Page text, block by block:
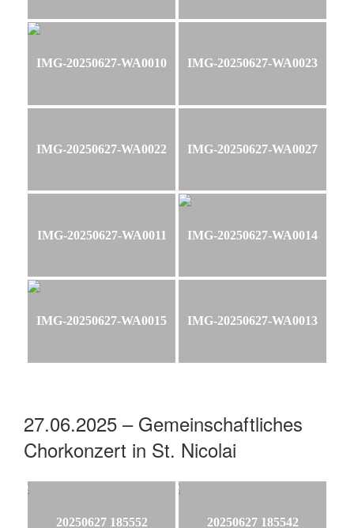
IMG-20250627-WA0010 IMG-20250627-WA0023
IMG-20250627-WA0022 IMG-20250627-WA0027
IMG-20250627-WA0011 IMG-20250627-WA0014
IMG-20250627-WA0015 IMG-20250627-WA0013
27.06.2025 – Gemeinschaftliches
Chorkonzert in St. Nicolai
20250627 185552 20250627 185542